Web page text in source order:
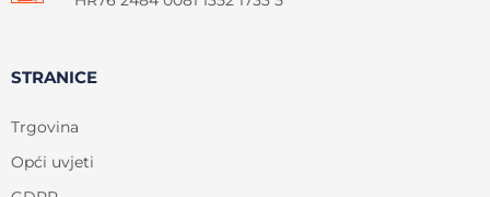
STRANICE
Trgovina
Opći uvjeti